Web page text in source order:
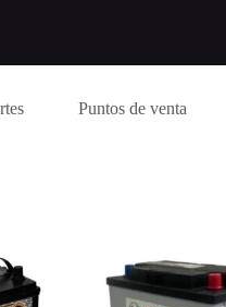
Puntos de venta